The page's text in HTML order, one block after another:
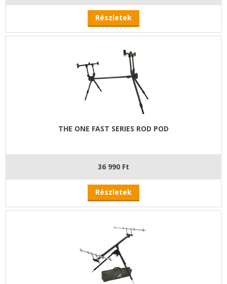
Részletek
THE ONE FAST SERIES ROD POD
36 990 Ft
Részletek